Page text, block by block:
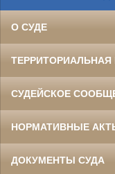
О СУДЕ
СУДЕЙСКОЕ
НОРМАТИВНЫЕ
ДОКУМЕНТЫ СУДА